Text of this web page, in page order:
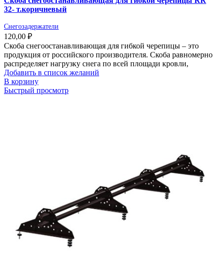
32- т.коричневый
Снегозадержатели
120,00 ₽
Скоба снегоостанавливающая для гибкой черепицы – это
продукция от российского производителя. Скоба равномерно
распределяет нагрузку снега по всей площади кровли,
Добавить в список желаний
В корзину
Быстрый просмотр